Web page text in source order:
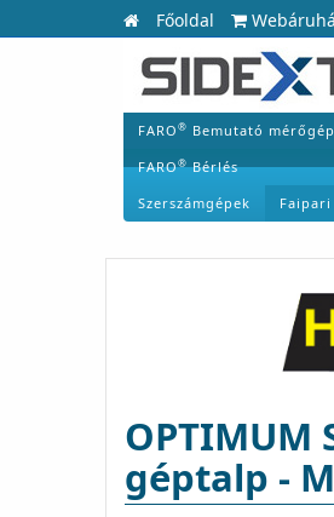
Főoldal
FARO® Bemutató
FARO®Bérlés
Szerszámgépek
OPTIMUM
géptalp -